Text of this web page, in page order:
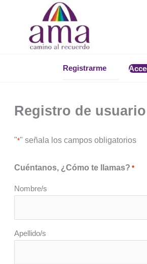
contenido
Registrarme
Registro de usuario
"*" señala los campos obligatorios
Cuéntanos, ¿Cómo te llamas? *
Nombre/s
Apellido/s